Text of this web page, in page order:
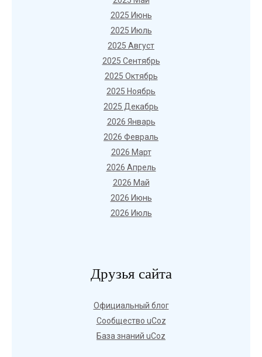
2025 Июнь
2025 Июль
2025 Август
2025 Сентябрь
2025 Октябрь
2025 Ноябрь
2025 Декабрь
2026 Январь
2026 Февраль
2026 Март
2026 Апрель
2026 Май
2026 Июнь
2026 Июль
Друзья сайта
Официальный блог
Сообщество uCoz
База знаний uCoz